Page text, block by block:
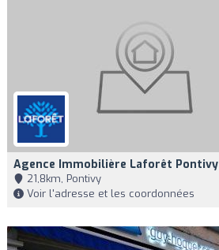
Agence Immobilière Laforêt Pontivy
21,8km, Pontivy
Voir l'adresse et les coordonnées